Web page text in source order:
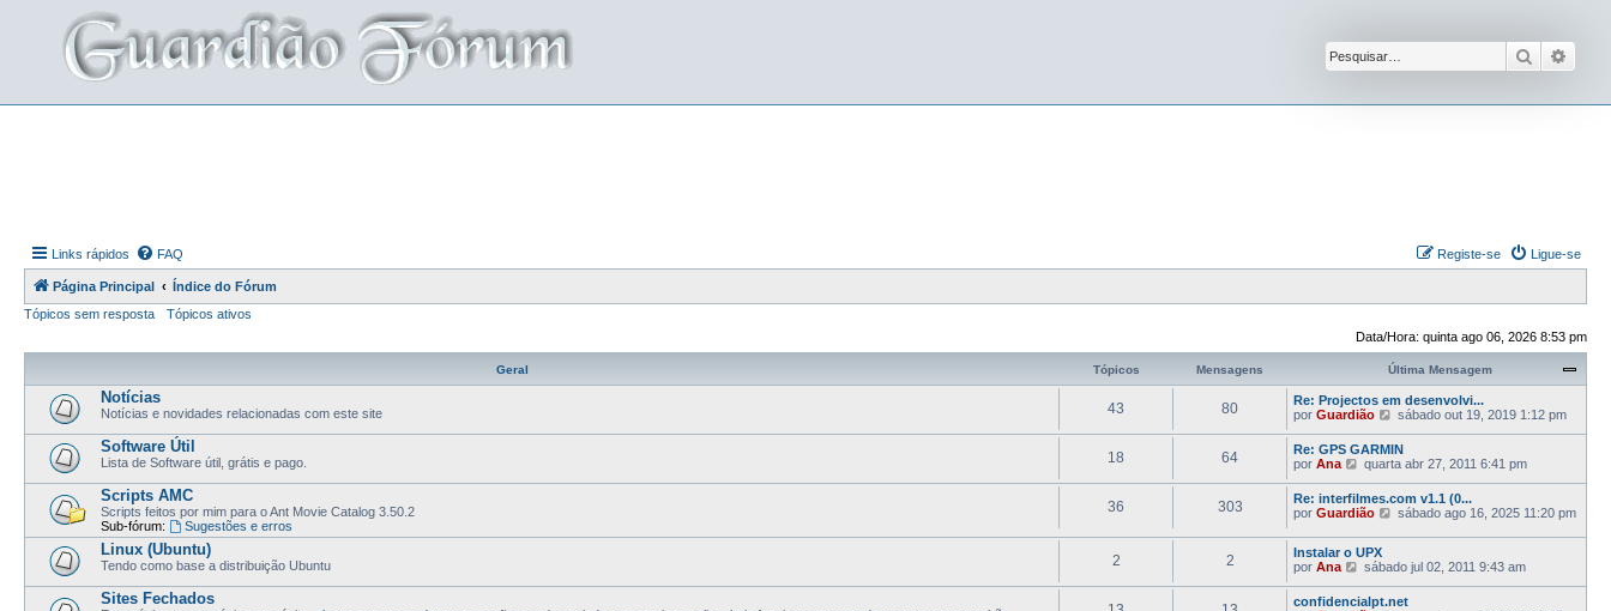
Pesquisar
Links rápidos FAQ Ligue-se
Registe-se
Página Principal
Índice do Fórum
Tópicos sem resposta
Tópicos ativos
Data/Hora: quinta ago 06, 2026 8:53 pm
Geral Tópicos Mensagens Última Mensagem
Notícias
Notícias e novidades relacionadas com este site 43 80
Re: Projectos em desenvolvi...
por Guardião
V
j
a
a
ú
l
m
M
e
n
sábado out 19, 2019 1:12 pm
Software Útil
Lista de Software útil, grátis e pago. 18 64
Re: GPS GARMIN
por Ana
V
j
a
a
ú
l
m
a
quarta abr 27, 2011 6:41 pm
Scripts AMC
Scripts feitos por mim para o Ant Movie Catalog 3.50.2
Sub-fórum:
Sugestões e erros
36 303
Re: interfilmes.com v1.1 (0...
por Guardião
V
j
a
ú
l
sábado ago 16, 2025 11:20 pm
Linux (Ubuntu)
Tendo como base a distribuição Ubuntu 2 2
Instalar o UPX
por Ana
V
j
a
sábado jul 02, 2011 9:43 am
Sites Fechados
confidencialpt.net